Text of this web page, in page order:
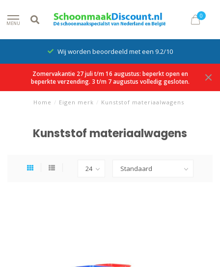
MENU
0
Wij worden beoordeeld met een 9.2/10
Zomervakantie 27 juli t/m 16 augustus: beperkt open en
beperkte verzending. 3 t/m 7 augustus volledig gesloten.
Home / Eigen merk / Kunststof materiaalwagens
Kunststof materiaalwagens